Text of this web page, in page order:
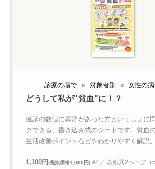
診療の場で » 対象者別 » 女性の
どうして私が"貧血"に！？
健診の数値に異常があった方といっしょに
クできる、書き込み式のシートです。貧血
生活改善ポイントなどをわかりやすく解説。
1,100円(税抜価格1,000円) A4／ 表紙共2ページ（